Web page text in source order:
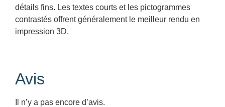
détails fins. Les textes courts et les pictogrammes
contrastés offrent généralement le meilleur rendu en
impression 3D.
Avis
Il n’y a pas encore d’avis.